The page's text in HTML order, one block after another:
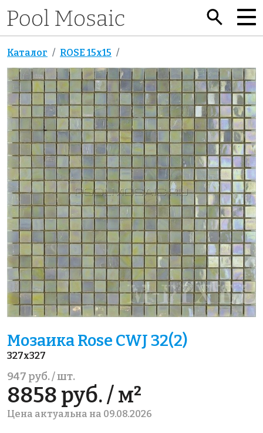
Каталог ROSE 15x15
Мозаика Rose CWJ 32(2)
327x327
947 руб. / шт.
8858 руб. / м²
Цена актуальна на 09.08.2026